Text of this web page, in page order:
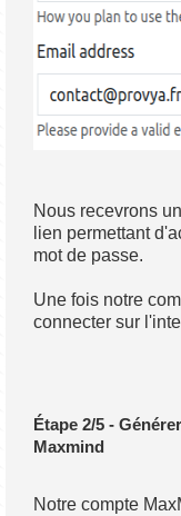
Nous recevrons
lien permettant
mot de passe.
Une fois notre
connecter sur
Étape 2/5 -
Maxmind
Notre compte